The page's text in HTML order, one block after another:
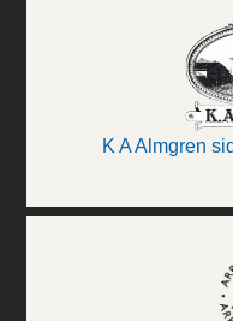
K A Almgren